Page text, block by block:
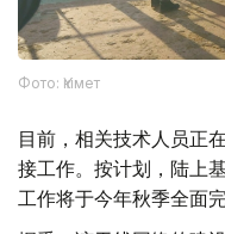
Фото: Үкімет
目前，相关技术人员正
接工作。按计划，陆上
工作将于今年秋季全面完